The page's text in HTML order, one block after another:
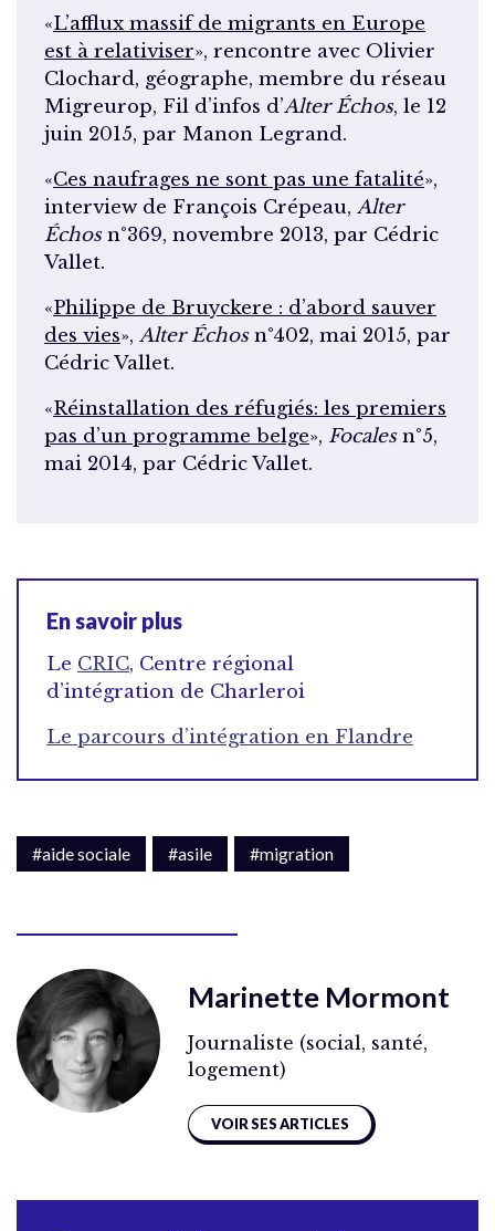
«L’afflux massif de migrants en Europe
est à relativiser», rencontre avec Olivier
Clochard, géographe, membre du réseau
Migreurop, Fil d’infos d’Alter Échos, le 12
juin 2015, par Manon Legrand.
«Ces naufrages ne sont pas une fatalité»,
interview de François Crépeau, Alter
Échosn°369, novembre 2013, par Cédric
Vallet.
«Philippe de Bruyckere : d’abord sauver
des vies», Alter Échosn°402, mai 2015, par
Cédric Vallet.
«Réinstallation des réfugiés: les premiers
pas d’un programme belge», Focalesn°5,
mai 2014, par Cédric Vallet.
En savoir plus
Le CRIC, Centre régional
d’intégration de Charleroi
Le parcours d’intégration en Flandre
#aide sociale #asile #migration
Marinette Mormont
Journaliste (social, santé,
logement)
VOIR SES ARTICLES